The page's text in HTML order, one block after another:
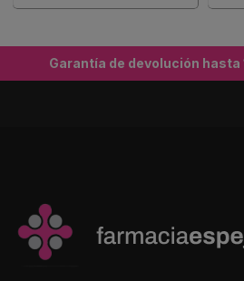
Garantía de devolución hasta